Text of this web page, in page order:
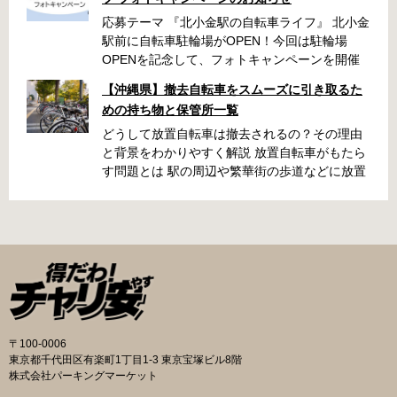
応募テーマ 『北小金駅の自転車ライフ』 北小金
駅前に自転車駐輪場がOPEN！今回は駐輪場
OPENを記念して、フォトキャンペーンを開催
車が写っている写真」を撮影いただき、みなさ
まの北小金駅周辺での思い出を写真とともに共
有できたらと思います。 素敵な写真の投稿をお
待ちしております！ 応募期間 2025年9月22日～
10月31日 ・キャンペーン期間中に何度も投稿可
シュタグ： #北小金駅の自転車ライフ メンシ
ョン ： @niringram 賞品 応募いただいた方
の中から抽選で QUOカードPay500円分×10名
様 投稿のルール・注意事項 ・キャンペーン期間
中に何度も投稿可能です。 ・応募期間内の投稿
は隠す加工をして投稿してください。 ・以下の
写真は選考対象外となります。 公道での違反行
【沖縄県】撤去自転車をスムーズに引き取るた
めの持ち物と保管所一覧
どうして放置自転車は撤去されるの？その理由
と背景をわかりやすく解説 放置自転車がもたら
す問題とは 駅の周辺や繁華街の歩道などに放置
置されることでゴミの投棄や治安の悪化につな
がるケースもあります。こうしたトラブルを未
然に防ぐために、自治体では定期的に撤去作業
が実施されています。 撤去の流れと手続き 自転
車が放置されていると判断された場合、自治体
を求めます。指定された日数を経過しても移動
されないと、保管所に移送されます。おおむね
〒100-0006
東京都千代田区有楽町1丁目1-3 東京宝塚ビル8階
株式会社パーキングマーケット